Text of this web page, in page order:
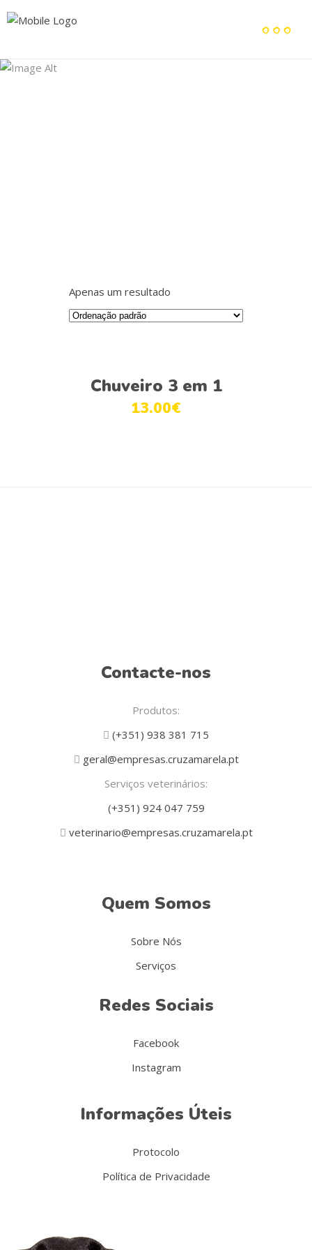
Apenas um resultado
Ver opções
Chuveiro 3 em 1
13.00€
Contacte-nos
Produtos:
(+351) 938 381 715
geral@empresas.cruzamarela.pt
Serviços veterinários:
(+351) 924 047 759
veterinario@empresas.cruzamarela.pt
Quem Somos
Sobre Nós
Serviços
Redes Sociais
Facebook
Instagram
Informações Úteis
Protocolo
Política de Privacidade